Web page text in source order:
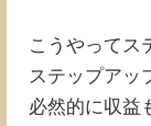
こうやってス
ステップアッ
必然的に収益